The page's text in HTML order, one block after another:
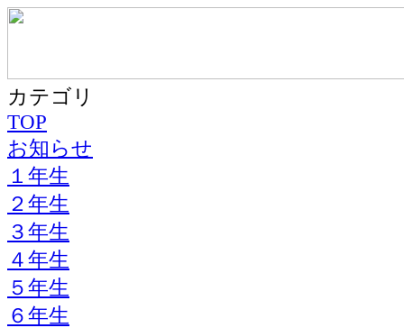
カテゴリ
TOP
お知らせ
１年生
２年生
３年生
４年生
５年生
６年生